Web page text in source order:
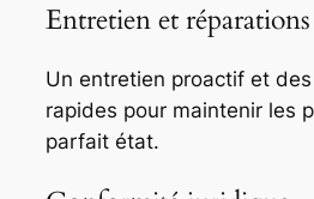
Entretien et réparations
Un entretien proactif et
rapides pour maintenir les
parfait état.